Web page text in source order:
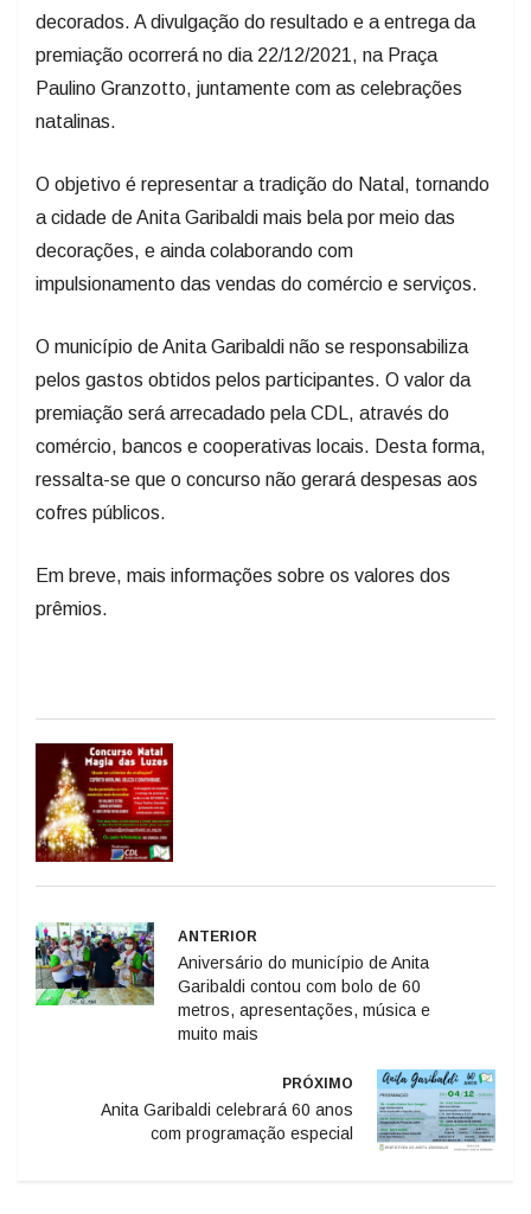
decorados. A divulgação do resultado e a entrega da
premiação ocorrerá no dia 22/12/2021, na Praça
Paulino Granzotto, juntamente com as celebrações
natalinas.
O objetivo é representar a tradição do Natal, tornando
a cidade de Anita Garibaldi mais bela por meio das
decorações, e ainda colaborando com
impulsionamento das vendas do comércio e serviços.
O município de Anita Garibaldi não se responsabiliza
pelos gastos obtidos pelos participantes. O valor da
premiação será arrecadado pela CDL, através do
comércio, bancos e cooperativas locais. Desta forma,
ressalta-se que o concurso não gerará despesas aos
cofres públicos.
Em breve, mais informações sobre os valores dos
prêmios.
ANTERIOR
Aniversário do município de Anita
Garibaldi contou com bolo de 60
metros, apresentações, música e
muito mais
PRÓXIMO
Anita Garibaldi celebrará 60 anos
com programação especial